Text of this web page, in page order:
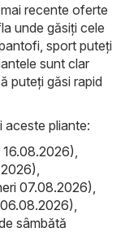
recente oferte
unde găsiți cele
sport puteți
sunt clar
puteți găsi rapid
aceste pliante:
07.08.2026)
sâmbătă